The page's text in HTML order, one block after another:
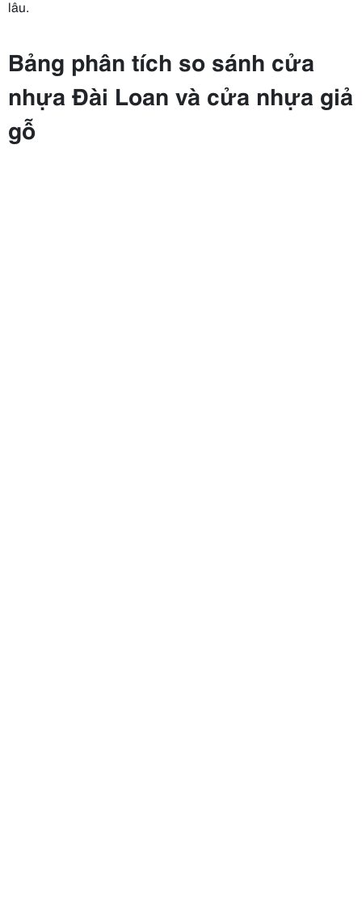
lâu.
Bảng phân tích so sánh cửa
nhựa Đài Loan và cửa nhựa giả
gỗ